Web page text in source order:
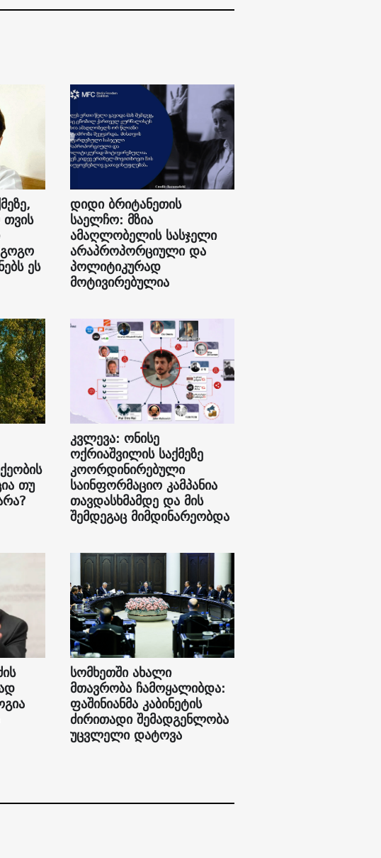
ეს
დიდი ბრიტანეთის
საელჩო: მზია
ამაღლობელის სასჯელი
არაპროპორციული და
პოლიტიკურად
მოტივირებულია
თუ
კვლევა: ონისე
ოქრიაშვილის საქმეზე
კოორდინირებული
საინფორმაციო კამპანია
თავდასხმამდე და მის
შემდეგაც მიმდინარეობდა
სომხეთში ახალი
მთავრობა ჩამოყალიბდა:
ფაშინიანმა კაბინეტის
ძირითადი შემადგენლობა
უცვლელი დატოვა